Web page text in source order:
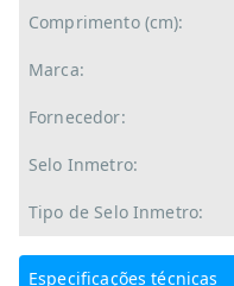
Comprimento (cm):
Marca:
Fornecedor:
Selo Inmetro:
Tipo de Selo Inmetro:
Especificações técnicas